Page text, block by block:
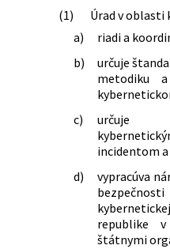
(1)
Úrad v
a)
riadi a
b)
určuje
metodiku
c)
určuje
incidentom a
d)
vypracúva
republike
štátnymi